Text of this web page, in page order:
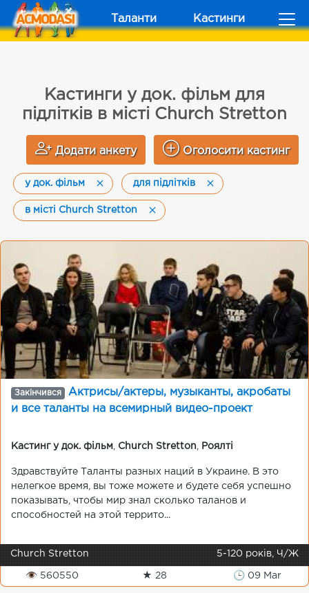
Таланти Кастинги
Кастинги у док. фільм для
підлітків в місті Church Stretton
Додати анкету Оголосити кастинг
у док. фільм для підлітків
в місті Church Stretton
Закінчився
Актрисы/актеры, музыканты, акробаты
и все таланты на всемирный видео-проект
Кастинг у док. фільм Church Stretton Роялті
Здравствуйте Таланты разных наций в Украине. В это
нелегкое время, вы тоже можете и будете себя успешно
показывать, чтобы мир знал сколько таланов и
способностей на этой террито...
Church Stretton 5-120 років, Ч/Ж
👁 560550 ★ 28 🕒 09 Mar